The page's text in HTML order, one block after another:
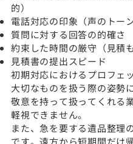
的）
電話対応の印象（声のトー
質問に対する回答の的確さ
約束した時間の厳守（見積
見積書の提出スピード
初期対応におけるプロフェ
大切なものを扱う際の姿勢
敬意を持って扱ってくれる
軽視できません。
また、急を要する遺品整理
です。遠方から短期間だけ